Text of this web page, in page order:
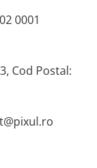
0001
Cod Postal: